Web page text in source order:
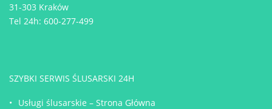
31-303 Kraków
Tel 24h: 600-277-499
SZYBKI SERWIS ŚLUSARSKI 24H
Usługi ślusarskie – Strona Główna